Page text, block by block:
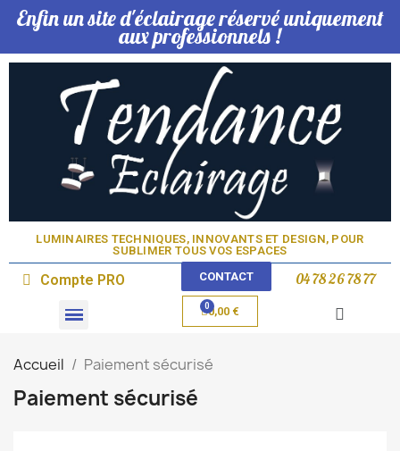
Enfin un site d'éclairage réservé uniquement
aux professionnels !
LUMINAIRES TECHNIQUES, INNOVANTS ET DESIGN, POUR
SUBLIMER TOUS VOS ESPACES​
Compte PRO CONTACT 04 78 26 78 77
0,00 €
Accueil Paiement sécurisé
Paiement sécurisé